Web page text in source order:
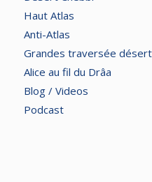
Haut Atlas
Anti-Atlas
Grandes traversée désert
Alice au fil du Drâa
Blog / Videos
Podcast